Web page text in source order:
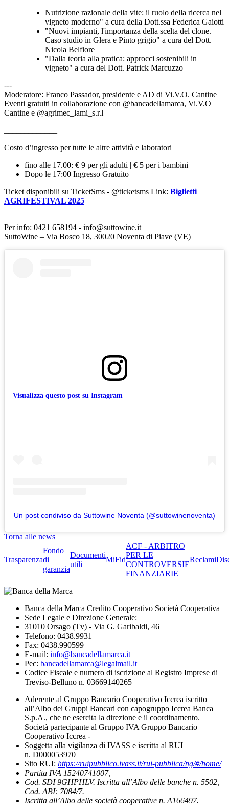
Nutrizione razionale della vite: il ruolo della ricerca nel
vigneto moderno" a cura della Dott.ssa Federica Gaiotti
"Nuovi impianti, l'importanza della scelta del clone.
Caso studio in Glera e Pinto grigio" a cura del Dott.
Nicola Belfiore
"Dalla teoria alla pratica: approcci sostenibili in
vigneto" a cura del Dott. Patrick Marcuzzo
---
Moderatore: Franco Passador, presidente e AD di Vi.V.O. Cantine
Eventi gratuiti in collaborazione con @bancadellamarca, Vi.V.O
Cantine e @agrimec_lami_s.r.l
Costo d’ingresso per tutte le altre attività e laboratori
fino alle 17.00: € 9 per gli adulti | € 5 per i bambini
Dopo le 17:00 Ingresso Gratuito
Ticket disponibili su TicketSms - @ticketsms Link: Biglietti
AGRIFESTIVAL 2025
——————
Per info: 0421 658194 - info@suttowine.it
SuttoWine – Via Bosco 18, 30020 Noventa di Piave (VE)
Visualizza questo post su Instagram
Un post condiviso da Suttowine Noventa (@suttowinenoventa)
Torna alle news
Trasparenza
Fondo
di
garanzia
Documenti
utili
MiFid
ACF - ARBITRO
PER LE
CONTROVERSIE
FINANZIARIE
Reclami
Banca della Marca Credito Cooperativo Società Cooperativa
Sede Legale e Direzione Generale:
31010 Orsago (Tv) - Via G. Garibaldi, 46
Telefono: 0438.9931
Fax: 0438.990599
E-mail: info@bancadellamarca.it
Pec: bancadellamarca@legalmail.it
Codice Fiscale e numero di iscrizione al Registro Imprese di
Treviso-Belluno n. 03669140265
Aderente al Gruppo Bancario Cooperativo Iccrea iscritto
all’Albo dei Gruppi Bancari con capogruppo Iccrea Banca
S.p.A., che ne esercita la direzione e il coordinamento.
Società partecipante al Gruppo IVA Gruppo Bancario
Cooperativo Iccrea -
Soggetta alla vigilanza di IVASS e iscritta al RUI
n. D000053970
Sito RUI: https://ruipubblico.ivass.it/rui-pubblica/ng/#/home/
Partita IVA 15240741007,
Cod. SDI 9GHPHLV. Iscritta all’Albo delle banche n. 5502,
Cod. ABI: 7084/7.
Iscritta all’Albo delle società cooperative n. A166497.